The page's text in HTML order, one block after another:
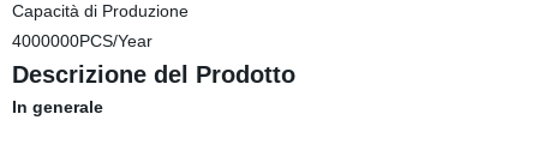
Capacità di Produzione
4000000PCS/Year
Descrizione del Prodotto
In generale